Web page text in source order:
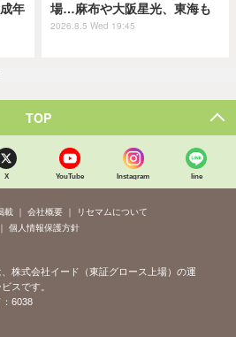
年
場…麻布や大阪星光、東海も
2026.8.5 Wed 19:45
TOP
X YouTube Instagram line
載 会社概要
リセマムについて
個人情報保護方針
、株式会社イード（東証グロース上場）の運
スです。
6038